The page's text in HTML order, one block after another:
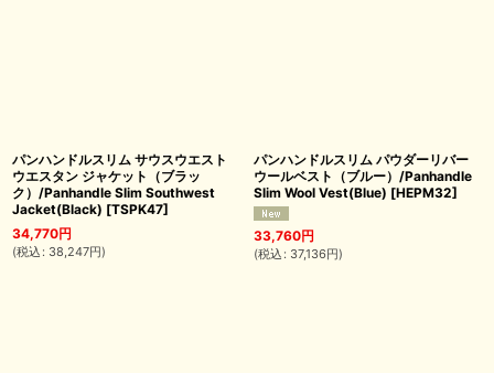
パンハンドルスリム サウスウエスト
ウエスタン ジャケット（ブラッ
ク）/Panhandle Slim Southwest
Jacket(Black) [TSPK47]
34,770円
(税込 : 38,247円)
パンハンドルスリム パウダーリバー
ウールベスト（ブルー）/Panhandle
Slim Wool Vest(Blue) [HEPM32]
33,760円
(税込 : 37,136円)